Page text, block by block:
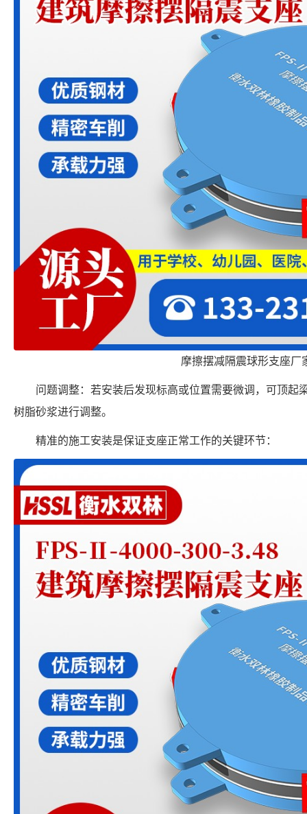
摩擦摆减隔震球形支座厂
问题调整：若安装后发现标高或位置需要微调，可顶起
树脂砂浆进行调整。
精准的施工安装是保证支座正常工作的关键环节：